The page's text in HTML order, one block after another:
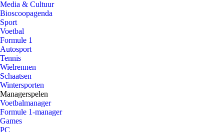
Media & Cultuur
Bioscoopagenda
Sport
Voetbal
Formule 1
Autosport
Tennis
Wielrennen
Schaatsen
Wintersporten
Managerspelen
Voetbalmanager
Formule 1-manager
Games
PC